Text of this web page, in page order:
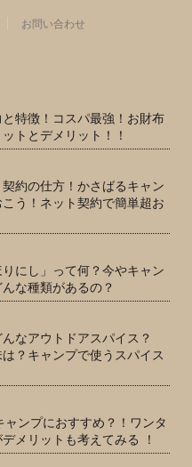
お問い合わせ
特徴！コスパ最強！お財布
トとデメリット！！
約の仕方！かさばるキャン
う！ネット契約で簡単超お
にし」って何？今やキャン
な種類があるの？
なアウトドアスパイス？
？キャンプで使うスパイス
ンプにおすすめ？！ワンタ
メリットも考えてみる ！